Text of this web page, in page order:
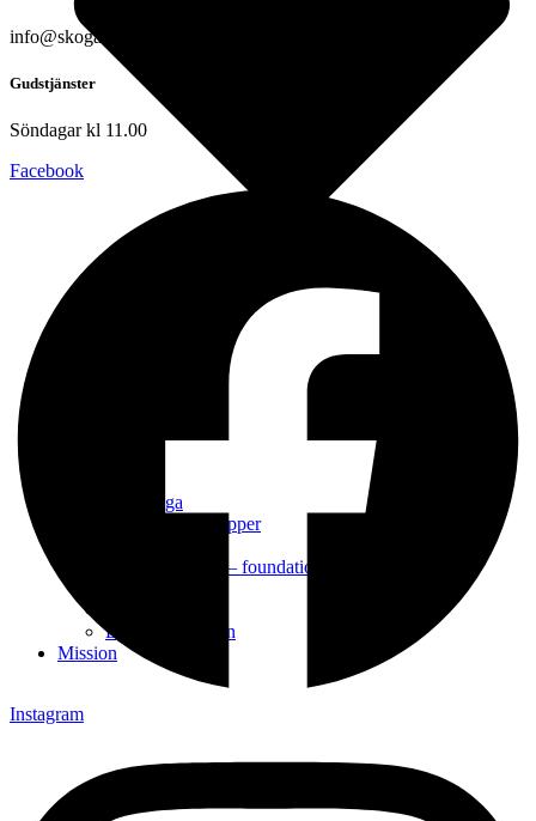
Daglediga
Gemenskapsgrupper
Lärjungaskolan – foundation
Björkenäsveckan
Mission
info@skogakyrkan.se
Gudstjänster
Söndagar kl 11.00
Facebook
Instagram